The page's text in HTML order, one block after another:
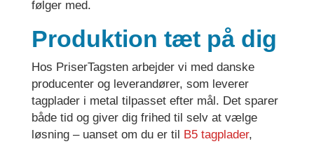
følger med.
Produktion tæt på dig
Hos PriserTagsten arbejder vi med danske
producenter og leverandører, som leverer
tagplader i metal tilpasset efter mål. Det sparer
både tid og giver dig frihed til selv at vælge
løsning – uanset om du er til B5 tagplader,